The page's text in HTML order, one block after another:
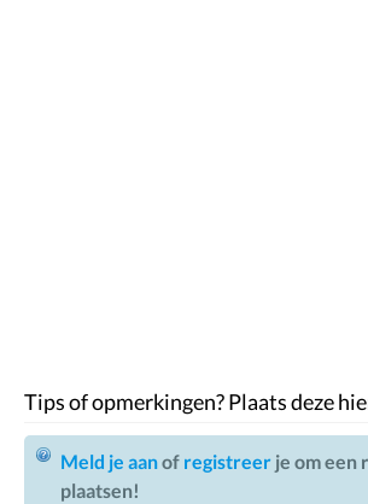
Tips of opmerkingen? Plaats deze
Meld je aanof registreer je om een
plaatsen!